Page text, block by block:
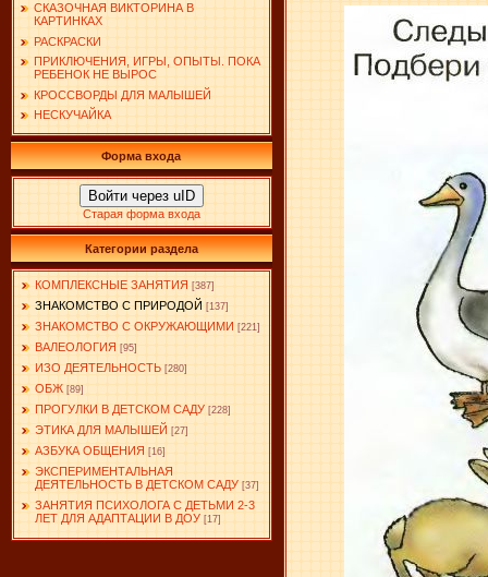
СКАЗОЧНАЯ ВИКТОРИНА В
КАРТИНКАХ
РАСКРАСКИ
ПРИКЛЮЧЕНИЯ, ИГРЫ, ОПЫТЫ. ПОКА
РЕБЕНОК НЕ ВЫРОС
КРОССВОРДЫ ДЛЯ МАЛЫШЕЙ
НЕСКУЧАЙКА
Форма входа
Войти через uID
Старая форма входа
Категории раздела
КОМПЛЕКСНЫЕ ЗАНЯТИЯ [387]
ЗНАКОМСТВО С ПРИРОДОЙ [137]
ЗНАКОМСТВО С ОКРУЖАЮЩИМИ [221]
ВАЛЕОЛОГИЯ [95]
ИЗО ДЕЯТЕЛЬНОСТЬ [280]
ОБЖ [89]
ПРОГУЛКИ В ДЕТСКОМ САДУ [228]
ЭТИКА ДЛЯ МАЛЫШЕЙ [27]
АЗБУКА ОБЩЕНИЯ [16]
ЭКСПЕРИМЕНТАЛЬНАЯ
ДЕЯТЕЛЬНОСТЬ В ДЕТСКОМ САДУ [37]
ЗАНЯТИЯ ПСИХОЛОГА С ДЕТЬМИ 2-3
ЛЕТ ДЛЯ АДАПТАЦИИ В ДОУ [17]